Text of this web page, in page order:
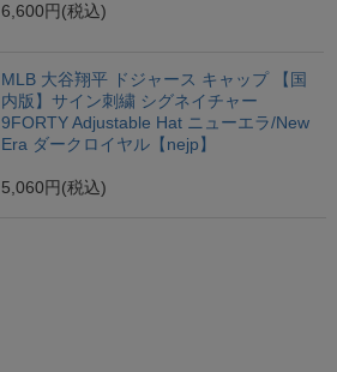
6,600円 (税込)
MLB 大谷翔平 ドジャース キャップ 【国
内版】サイン刺繍 シグネイチャー
9FORTY Adjustable Hat ニューエラ/New
Era ダークロイヤル【nejp】
5,060円 (税込)